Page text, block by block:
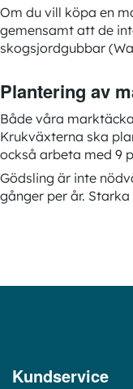
Om du vill köpa en
gemensamt att de
skogsjordgubbar
Plantering av
Både våra
Krukväxterna ska
också arbeta med 9
Gödsling är inte
gånger per år.
Kundservice